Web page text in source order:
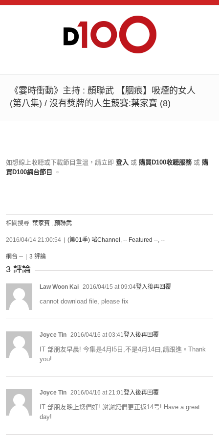
《霎時衝動》主持 : 顏聯武 【胭痕】吸煙的女人
(第八集) / 沒有獎牌的人生競賽:葉家寶 (8)
如想線上收聽或下載節目重溫，請立即 登入 或 購買D100收聽服務 或 購
買D100網台節目
。
相關搜尋: 葉家寶 , 顏聯武
2016/04/14 21:00:54 (第01季) 啱Channel , -- Featured --, --
網台 -- 3 評論
3 評論
Law Woon Kai 2016/04/15 at 09:04登入後再回覆
cannot download file, please fix
Joyce Tin 2016/04/16 at 03:41登入後再回覆
IT 部朋友早晨! 今集是4月l5日,不是4月14曰,請跟進。Thank
you!
Joyce Tin 2016/04/16 at 21:01登入後再回覆
IT 部朋友晚上您們好! 謝謝您們更正返14号! Have a great
day!